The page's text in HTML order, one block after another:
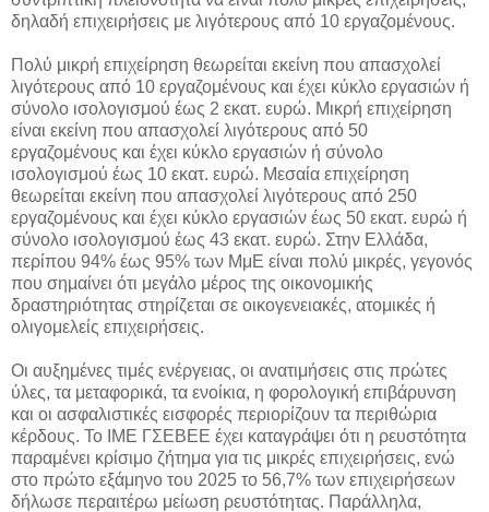
δηλαδή επιχειρήσεις με λιγότερους από 10 εργαζομένους.
Πολύ μικρή επιχείρηση θεωρείται εκείνη που απασχολεί
λιγότερους από 10 εργαζομένους και έχει κύκλο εργασιών ή
σύνολο ισολογισμού έως 2 εκατ. ευρώ. Μικρή επιχείρηση
είναι εκείνη που απασχολεί λιγότερους από 50
εργαζομένους και έχει κύκλο εργασιών ή σύνολο
ισολογισμού έως 10 εκατ. ευρώ. Μεσαία επιχείρηση
θεωρείται εκείνη που απασχολεί λιγότερους από 250
εργαζομένους και έχει κύκλο εργασιών έως 50 εκατ. ευρώ ή
σύνολο ισολογισμού έως 43 εκατ. ευρώ. Στην Ελλάδα,
περίπου 94% έως 95% των ΜμΕ είναι πολύ μικρές, γεγονός
που σημαίνει ότι μεγάλο μέρος της οικονομικής
δραστηριότητας στηρίζεται σε οικογενειακές, ατομικές ή
ολιγομελείς επιχειρήσεις.
Οι αυξημένες τιμές ενέργειας, οι ανατιμήσεις στις πρώτες
ύλες, τα μεταφορικά, τα ενοίκια, η φορολογική επιβάρυνση
και οι ασφαλιστικές εισφορές περιορίζουν τα περιθώρια
κέρδους. Το ΙΜΕ ΓΣΕΒΕΕ έχει καταγράψει ότι η ρευστότητα
παραμένει κρίσιμο ζήτημα για τις μικρές επιχειρήσεις, ενώ
στο πρώτο εξάμηνο του 2025 το 56,7% των επιχειρήσεων
δήλωσε περαιτέρω μείωση ρευστότητας. Παράλληλα,